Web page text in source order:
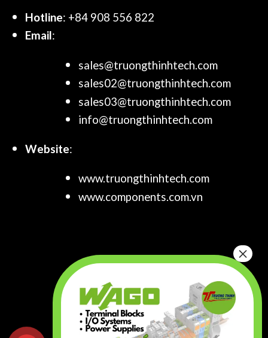
Hotline: +84 908 556 822
Email:
sales@truongthinhtech.com
sales02@truongthinhtech.com
sales03@truongthinhtech.com
info@truongthinhtech.com
Website:
www.truongthinhtech.com
www.components.com.vn